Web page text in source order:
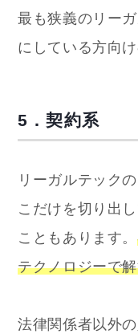
最も狭義のリー
にしている方向
5．契約系
リーガルテック
こだけを切り出
こともあります。
テクノロジーで
法律関係者以外